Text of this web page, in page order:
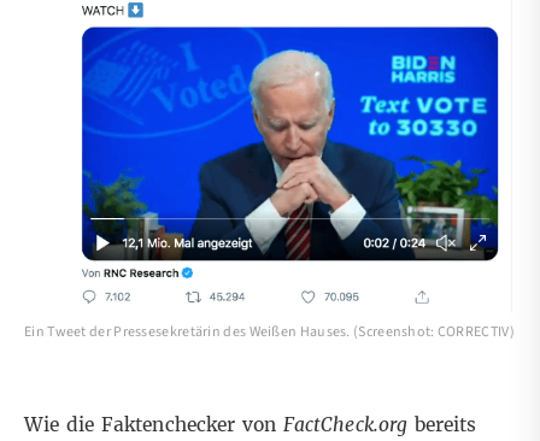
Ein Tweet der Pressesekretärin des Weißen Hauses. (Screenshot: CORRECTIV)
Wie die Faktenchecker von FactCheck.org bereits